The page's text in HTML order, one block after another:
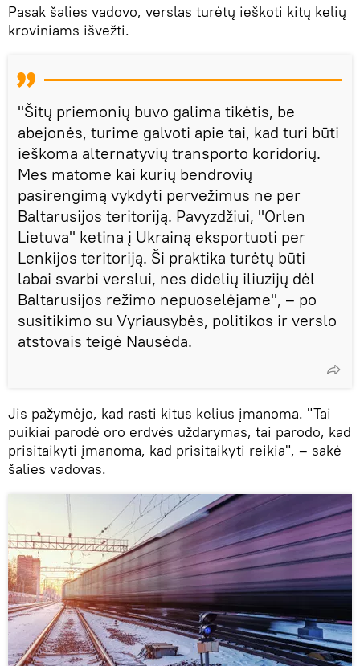
Pasak šalies vadovo, verslas turėtų ieškoti kitų kelių
kroviniams išvežti.
"Šitų priemonių buvo galima tikėtis, be
abejonės, turime galvoti apie tai, kad turi būti
ieškoma alternatyvių transporto koridorių.
Mes matome kai kurių bendrovių
pasirengimą vykdyti pervežimus ne per
Baltarusijos teritoriją. Pavyzdžiui, "Orlen
Lietuva" ketina į Ukrainą eksportuoti per
Lenkijos teritoriją. Ši praktika turėtų būti
labai svarbi verslui, nes didelių iliuzijų dėl
Baltarusijos režimo nepuoselėjame", – po
susitikimo su Vyriausybės, politikos ir verslo
atstovais teigė Nausėda.
Jis pažymėjo, kad rasti kitus kelius įmanoma. "Tai
puikiai parodė oro erdvės uždarymas, tai parodo, kad
prisitaikyti įmanoma, kad prisitaikyti reikia", – sakė
šalies vadovas.